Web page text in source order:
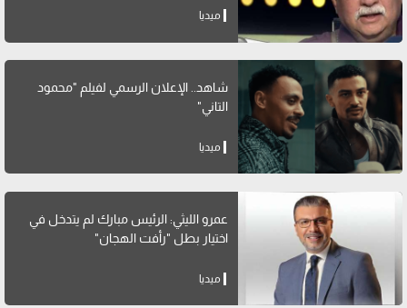
ميديا
شاهد.. الإعلان الرسمي لفيلم "محمود
التاني"
ميديا
عمرو الليثي: الرئيس مبارك لم يتدخل في
اختيار بطل "رأفت الهجان"
ميديا